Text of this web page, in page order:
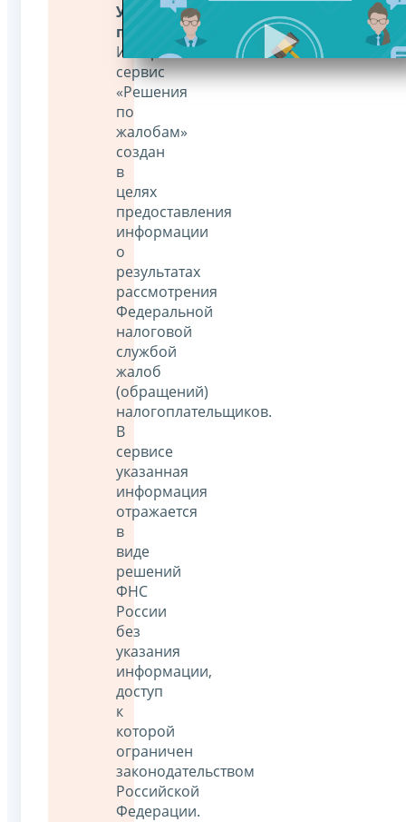
Уважаемые
пользователи!
Интернет-
сервис
«Решения
по
жалобам»
создан
в
целях
предоставления
информации
о
результатах
рассмотрения
Федеральной
налоговой
службой
жалоб
(обращений)
налогоплательщиков.
В
сервисе
указанная
информация
отражается
в
виде
решений
ФНС
России
без
указания
информации,
доступ
к
которой
ограничен
законодательством
Российской
Федерации.